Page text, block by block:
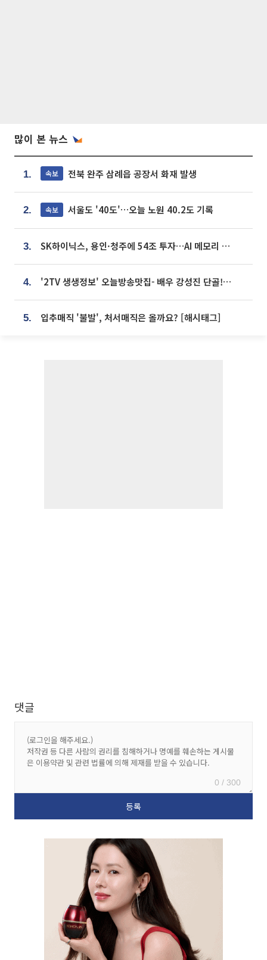
많이 본 뉴스
1. 속보 전북 완주 삼례읍 공장서 화재 발생
2. 속보 서울도 '40도'…오늘 노원 40.2도 기록
3. SK하이닉스, 용인·청주에 54조 투자…AI 메모리 생산기지 키운다
4. '2TV 생생정보' 오늘방송맛집- 배우 강성진 단골! 쌀국수ㆍ푸팟퐁 커리 맛집 '블○○○'
5. 입추매직 '불발', 처서매직은 올까요? [해시태그]
댓글
0 / 300